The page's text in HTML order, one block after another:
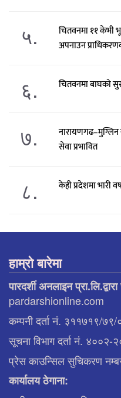
५.
चितवनमा ११ केभी
अपनाउन
६. चितवनमा बाघको
७.
नारायणगढ–मुग्लिन
सेवा प्रभावित
८. केही प्रदेशमा भारी
हाम्रो बारेमा
पारदर्शी अनलाइन
pardarshionline.com
कम्पनी दर्ता नं. ३११७१९/
सूचना विभाग दर्ता नं. ४००२-
प्रेस काउन्सिल सुचिकरण
कार्यालय ठेगाना: